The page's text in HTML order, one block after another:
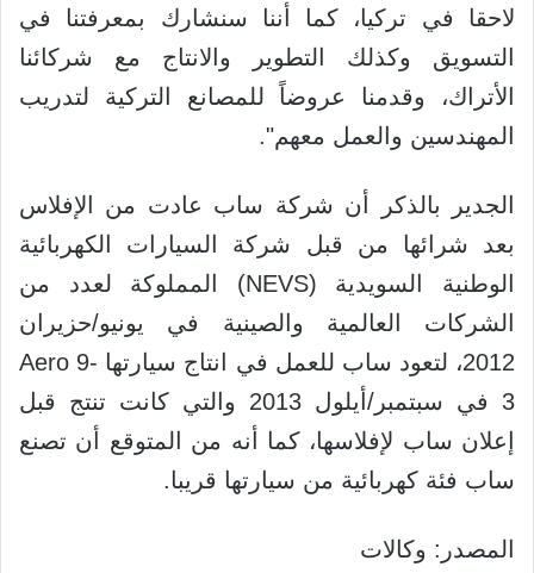
لاحقا في تركيا، كما أننا سنشارك بمعرفتنا في
التسويق وكذلك التطوير والانتاج مع شركائنا
الأتراك، وقدمنا عروضاً للمصانع التركية لتدريب
المهندسين والعمل معهم".
الجدير بالذكر أن شركة ساب عادت من الإفلاس
بعد شرائها من قبل شركة السيارات الكهربائية
الوطنية السويدية (NEVS) المملوكة لعدد من
الشركات العالمية والصينية في يونيو/حزيران
2012، لتعود ساب للعمل في انتاج سيارتها Aero 9-
3 في سبتمبر/أيلول 2013 والتي كانت تنتج قبل
إعلان ساب لإفلاسها، كما أنه من المتوقع أن تصنع
ساب فئة كهربائية من سيارتها قريبا.
المصدر: وكالات